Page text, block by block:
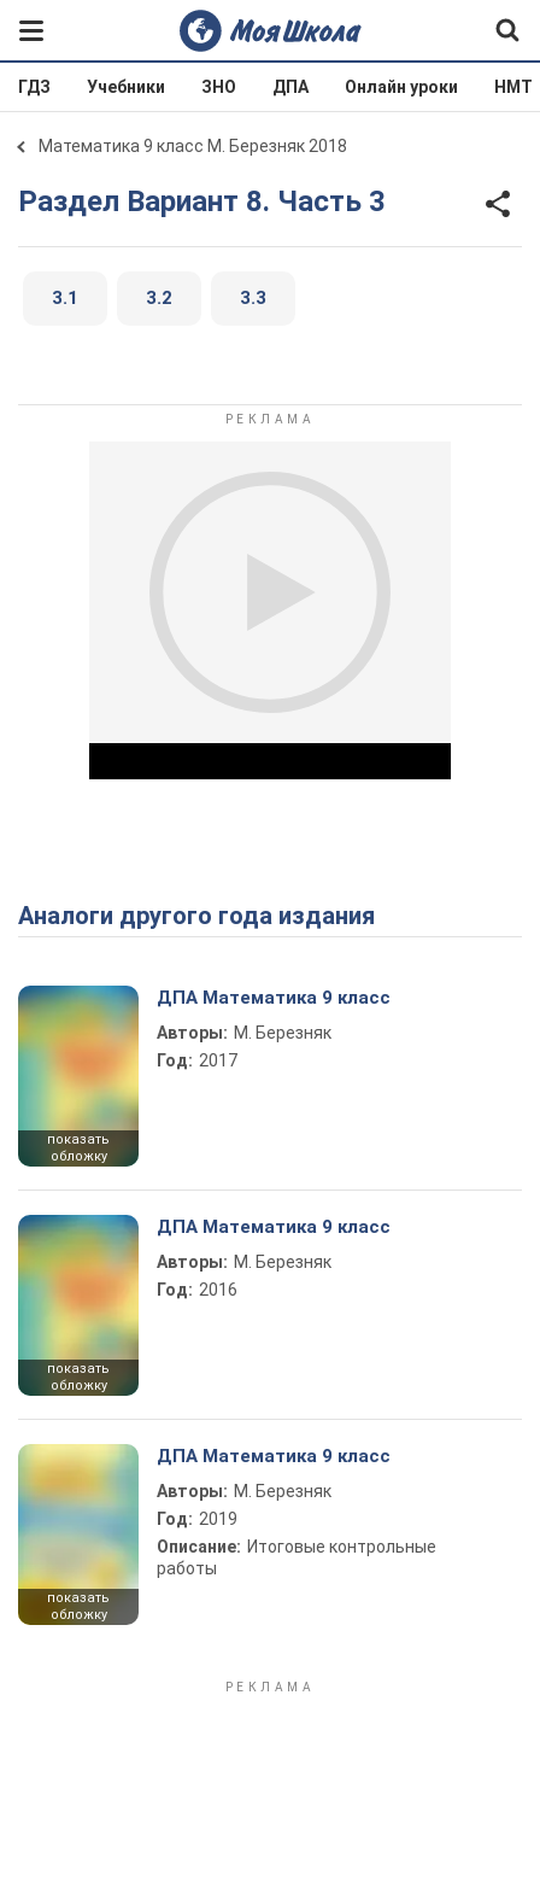
ГДЗ Учебники ЗНО ДПА Онлайн уроки НМТ
Математика 9 класс М. Березняк 2018
Раздел Вариант 8. Часть 3
3.1 3.2 3.3
Play Video
Аналоги другого года издания
показать
обложку
ДПА Математика 9 класс
Авторы: М. Березняк
Год: 2017
показать
обложку
ДПА Математика 9 класс
Авторы: М. Березняк
Год: 2016
показать
обложку
ДПА Математика 9 класс
Авторы: М. Березняк
Год: 2019
Описание: Итоговые контрольные
работы